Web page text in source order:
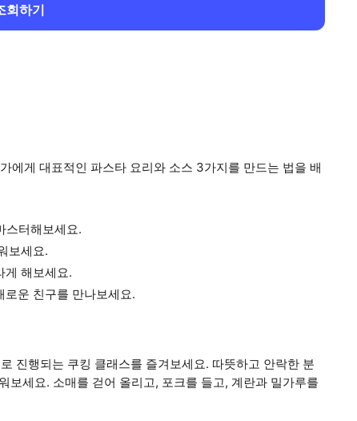
회하기
에게 대표적인 파스타 요리와 소스 3가지를 만드는 법을 배
스터해보세요.
보세요.
게 해보세요.
운 친구를 만나보세요.
진행되는 쿠킹 클래스를 즐겨보세요. 따뜻하고 안락한 분
보세요. 소매를 걷어 올리고, 포크를 들고, 계란과 밀가루를